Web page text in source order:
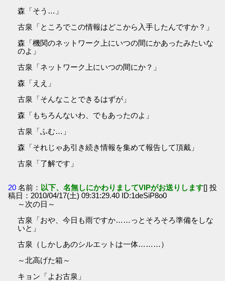
森「そう…」
古泉「ところでこの情報はどこから入手したんですか？」
森「機関のネットワーク上にいつの間にかあったみたいな
のよ」
古泉「ネットワーク上にいつの間にか？」
森「ええ」
古泉「そんなことできるはずが」
森「もちろんないわ、でもあったのよ」
古泉「ふむ…」
森「それじゃあ引き続き情報を集めて報告して頂戴」
古泉「了解です」
20 名前： 以下、名無しにかわりましてVIPがお送りします[] 投
稿日：2010/04/17(土) 09:31:29.40 ID:1deSiP8o0
～次の日～
古泉「おや、今日も雨ですか……っとそろそろ準備をしな
いと」
古泉（しかしあのシルエットは一体………）
～北高げた箱～
キョン「よお古泉」